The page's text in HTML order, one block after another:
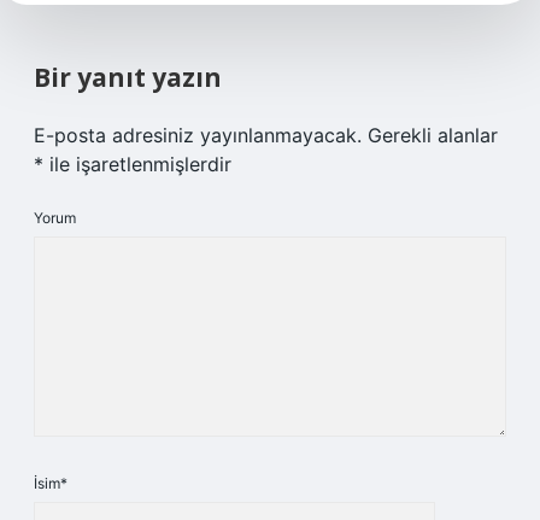
Bir yanıt yazın
E-posta adresiniz yayınlanmayacak. Gerekli alanlar
* ile işaretlenmişlerdir
Yorum
İsim*